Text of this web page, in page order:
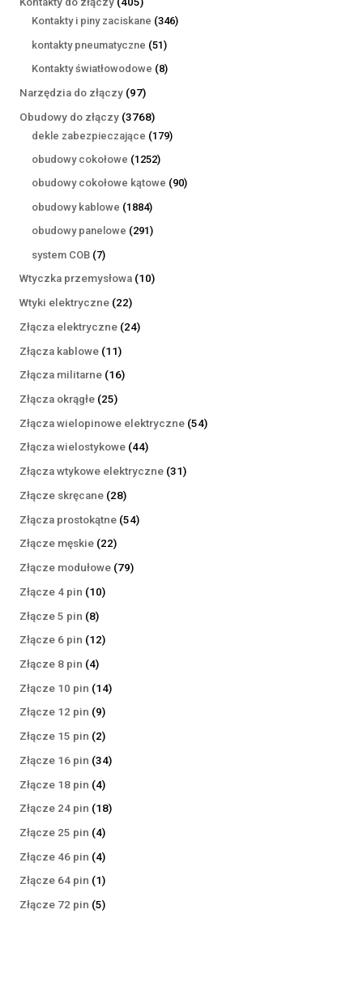
produktów
Kontakty i piny zaciskane 346346
kontakty pneumatyczne 5151
produktów
Kontakty światłowodowe 88
Narzędzia do złączy 9797
produktów
Obudowy do złączy 37683768
produktów
dekle zabezpieczające 179179
obudowy cokołowe 12521252
produkty
obudowy cokołowe kątowe 9090
obudowy kablowe 18841884
produkty
obudowy panelowe 291291
system COB 77
produktów
Wtyczka przemysłowa 1010
Wtyki elektryczne 2222
produkty
Złącza elektryczne 2424
Złącza kablowe 1111
produktów
Złącza militarne 1616
Złącza okrągłe 2525
produktów
Złącza wielopinowe elektryczne 5454
Złącza wielostykowe 4444
produkty
Złącza wtykowe elektryczne 3131
Złącze skręcane 2828
produktów
Złącza prostokątne 5454
Złącze męskie 2222
produkty
Złącze modułowe 7979
Złącze 4 pin 1010
Złącze 5 pin 88
produktów
Złącze 6 pin 1212
Złącze 8 pin 44
produkty
Złącze 10 pin 1414
Złącze 12 pin 99
produktów
Złącze 15 pin 22
produkty
Złącze 16 pin 3434
Złącze 18 pin 44
produkty
Złącze 24 pin 1818
Złącze 25 pin 44
produkty
Złącze 46 pin 44
produkty
Złącze 64 pin 11
produkt
Złącze 72 pin 55